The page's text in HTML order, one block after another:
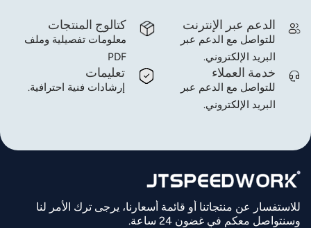
كتالوج المنتجات
معلومات تفصيلية وملف
PDF
الدعم عبر الإنترنت
للتواصل مع الدعم عبر
البريد الإلكتروني.
تعليمات
إرشادات فنية احترافية.
خدمة العملاء
للتواصل مع الدعم عبر
البريد الإلكتروني.
للاستفسار عن منتجاتنا أو قائمة أسعارنا، يرجى ترك الأمر لنا
وسنتواصل معكم في غضون 24 ساعة.